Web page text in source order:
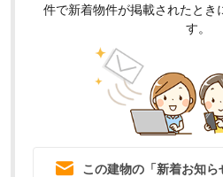
件で新着物件が掲載されたとき
す。
この建物の「新着お知